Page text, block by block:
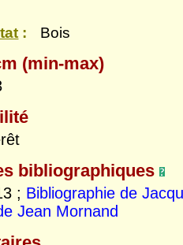
: Bois
(min-max)
bibliographiques
; Bibliographie de
Jean Mornand